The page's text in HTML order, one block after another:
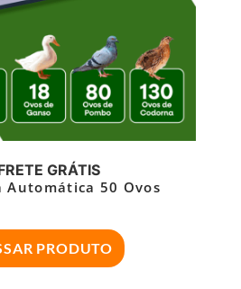
GRÁTIS
Automática 50 Ovos
PRODUTO